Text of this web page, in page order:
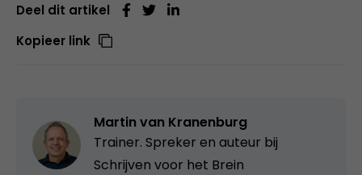
Deel dit artikel
Kopieer link
Martin van Kranenburg
Trainer. Spreker en auteur bij
Schrijven voor het Brein